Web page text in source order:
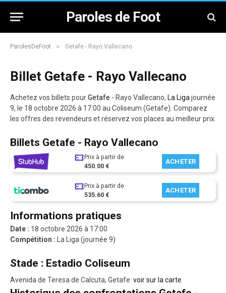
Paroles de Foot
ParolesDeFoot » Getafe - Rayo Vallecano
Billet Getafe - Rayo Vallecano
Achetez vos billets pourGetafe - Rayo Vallecano, La Liga journée
9, le 18 octobre 2026 à 17:00 au Coliseum (Getafe). Comparez
les offres des revendeurs et réservez vos places au meilleur prix.
Billets Getafe - Rayo Vallecano
Prix à partir de
450.00 €
ACHETER
Prix à partir de
535.60 €
ACHETER
Informations pratiques
Date : 18 octobre 2026 à 17:00
Compétition : La Liga (journée 9)
Stade : Estadio Coliseum
Avenida de Teresa de Calcuta, Getafe voir sur la carte